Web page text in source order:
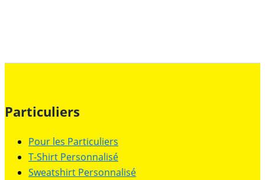
Particuliers
Pour les Particuliers
T-Shirt Personnalisé
Sweatshirt Personnalisé